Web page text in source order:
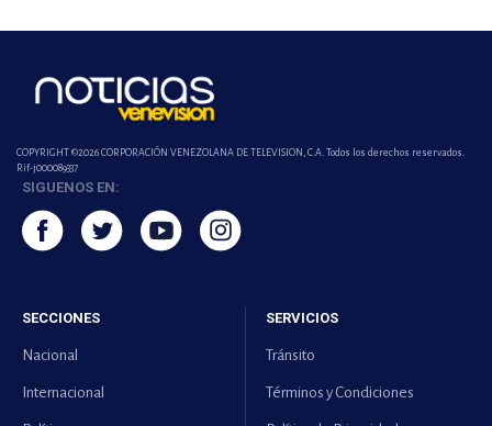
COPYRIGHT ©2026 CORPORACIÓN VENEZOLANA DE TELEVISION, C.A. Todos los derechos reservados.
Rif-j000089337
SIGUENOS EN:
SECCIONES
Nacional
Internacional
SERVICIOS
Tránsito
Términos y Condiciones